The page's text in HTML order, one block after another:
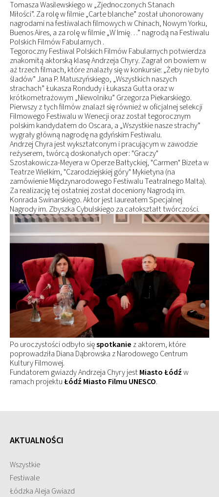
Tomasza Wasilewskiego w „Zjednoczonych Stanach
Miłości”. Za rolę w filmie „Carte blanche” został uhonorowany
nagrodami na festiwalach filmowych w Chinach, Nowym Yorku,
Buenos Aires, a za rolę w filmie „W Imię…” nagrodą na Festiwalu
Polskich Filmów Fabularnych .
Tegoroczny Festiwal Polskich Filmów Fabularnych potwierdza
znakomitą aktorską klasę Andrzeja Chyry. Zagrał on bowiem w
aż trzech filmach, które znalazły się w konkursie: „Żeby nie było
śladów” Jana P. Matuszyńskiego, „Wszystkich naszych
strachach” Łukasza Rondudy i Łukasza Gutta oraz w
krótkometrażowym „Niewolniku” Grzegorza Piekarskiego.
Pierwszy z tych filmów znalazł się również w oficjalnej selekcji
Filmowego Festiwalu w Wenecji oraz został tegorocznym
polskim kandydatem do Oscara, a „Wszystkie nasze strachy”
wygrały główną nagrodę na gdyńskim Festiwalu.
Andrzej Chyra jest wykształconym i pracującym w zawodzie
reżyserem, twórcą doskonałych oper: "Graczy"
Szostakowicza-Meyera w Operze Bałtyckiej, "Carmen" Bizeta w
Teatrze Wielkim, "Czarodziejskiej góry" Mykietyna (na
zamówienie Międzynarodowego Festiwalu Teatralnego Malta).
Za realizację tej ostatniej został doceniony Nagrodą im.
Konrada Swinarskiego. Aktor jest laureatem Specjalnej
Nagrody im. Zbyszka Cybulskiego za całokształt twórczości.
Po uroczystości odbyło sięspotkanie z aktorem, które
poprowadziła Diana Dąbrowska z Narodowego Centrum
Kultury Filmowej.
Fundatorem gwiazdy Andrzeja Chyry jestMiasto Łódźw
ramach projektuŁódź Miasto Filmu UNESCO.
AKTUALNOŚCI
Wszystkie
Festiwale
Łódzka Aleja Gwiazd